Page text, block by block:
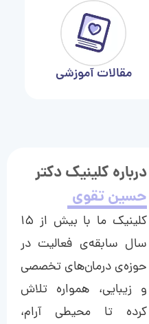
مقالات آموزشی
درباره کلینیک دکتر
حسین تقوی
کلینیک ما با بیش از ۱۵
سال سابقه‌ی فعالیت در
حوزه‌ی درمان‌های تخصصی
و زیبایی، همواره تلاش
کرده تا محیطی آرام،